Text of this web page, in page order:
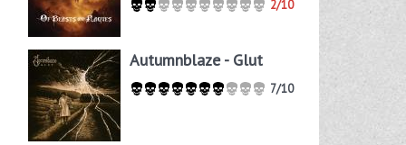
2/10
Autumnblaze - Glut
7/10